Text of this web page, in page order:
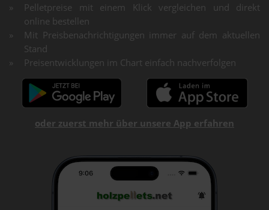
Pelletpreise mit einem Klick vergleichen und direkt
online bestellen
Mit Preisbenachrichtigungen immer auf dem aktuellen
Stand
Preisentwicklungen im Chart einfach nachverfolgen
oder zuerst mehr über unsere App erfahren